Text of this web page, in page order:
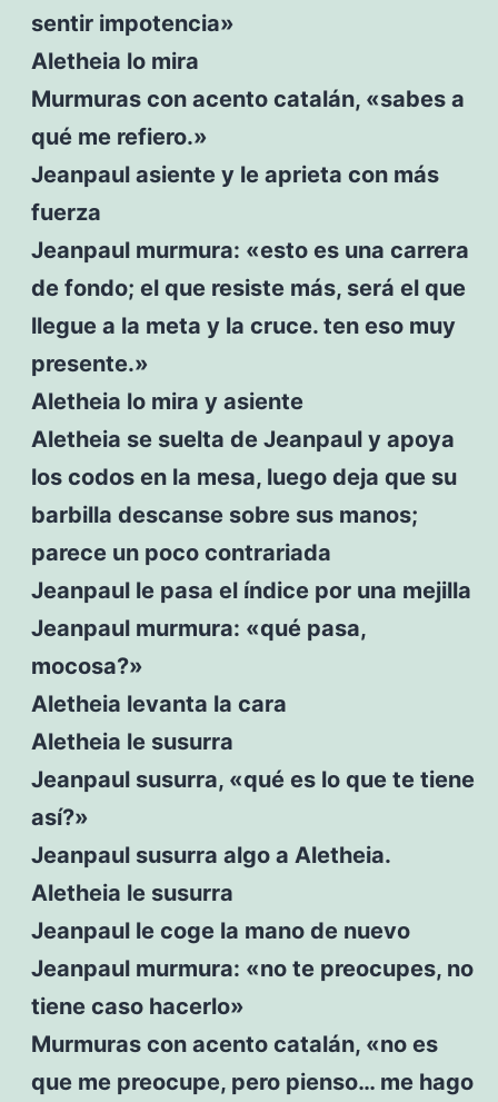
sentir impotencia»
Aletheia lo mira
Murmuras con acento catalán, «sabes a
qué me refiero.»
Jeanpaul asiente y le aprieta con más
fuerza
Jeanpaul murmura: «esto es una carrera
de fondo; el que resiste más, será el que
llegue a la meta y la cruce. ten eso muy
presente.»
Aletheia lo mira y asiente
Aletheia se suelta de Jeanpaul y apoya
los codos en la mesa, luego deja que su
barbilla descanse sobre sus manos;
parece un poco contrariada
Jeanpaul le pasa el índice por una mejilla
Jeanpaul murmura: «qué pasa,
mocosa?»
Aletheia levanta la cara
Aletheia le susurra
Jeanpaul susurra, «qué es lo que te tiene
así?»
Jeanpaul susurra algo a Aletheia.
Aletheia le susurra
Jeanpaul le coge la mano de nuevo
Jeanpaul murmura: «no te preocupes, no
tiene caso hacerlo»
Murmuras con acento catalán, «no es
que me preocupe, pero pienso… me hago